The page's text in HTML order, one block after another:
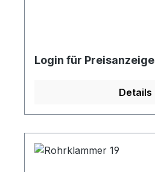
Login für Preisanzeige
Details